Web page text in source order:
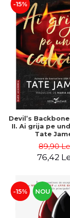
-15%
Devil’s
II. Ai grija pe
Tate
89,90
76,42
-15% NOU